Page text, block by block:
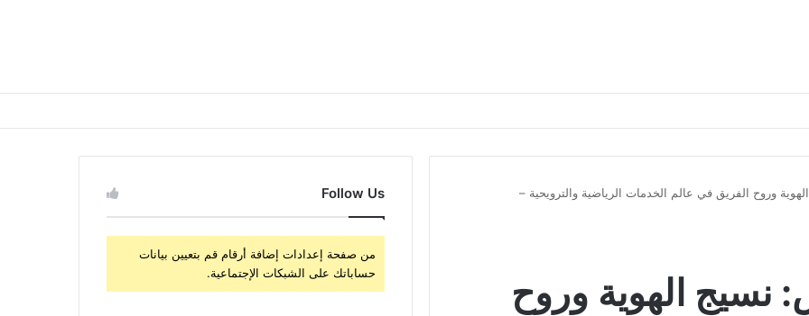
وروح الفريق في عالم الخدمات الرياضية والترويحية –
نسيج الهوية وروح
Follow Us
من صفحة إعدادات إضافة أرقام قم بتعيين بيانات
حساباتك على الشبكات الإجتماعية.